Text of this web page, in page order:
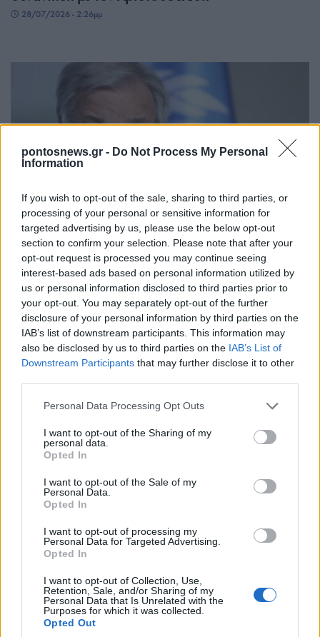
pontosnews.gr - Do Not Process My Personal
Information
If you wish to opt-out of the sale, sharing to third parties, or
processing of your personal or sensitive information for
targeted advertising by us, please use the below opt-out
section to confirm your selection. Please note that after your
opt-out request is processed you may continue seeing
interest-based ads based on personal information utilized by
us or personal information disclosed to third parties prior to
your opt-out. You may separately opt-out of the further
disclosure of your personal information by third parties on the
IAB’s list of downstream participants. This information may
also be disclosed by us to third parties on the IAB’s List of
Downstream Participants that may further disclose it to other
Please note that this website/app uses one or more Google
not limited to your visit or usage behaviour. You may click to
grant or deny consent to Google and its third-party tags to
use your data for below specified purposes in below Google
consent section.
Personal Data Processing Opt Outs
I want to opt-out of the Sharing of my
personal data.
Opted In
I want to opt-out of the Sale of my
Personal Data.
Opted In
I want to opt-out of processing my
Personal Data for Targeted Advertising.
Opted In
I want to opt-out of Collection, Use,
Retention, Sale, and/or Sharing of my
Personal Data that Is Unrelated with the
Purposes for which it was collected.
Opted Out
28/07/2026 - 2:26μμ
ΚΥΠΡΟΣ
Στην Κύπρο ο Γκουτέρες: Ξεχωριστές συναντήσεις
με Χριστοδουλίδη και Ερχιουρμάν – Αύριο κοινή
συνάντηση
28/07/2026 - 10:29πμ
Κύπρος, 52 χρόνια μετά: Η πληγή της τουρκικής
εισβολής παραμένει ανοιχτή
20/07/2026 - 12:30μμ